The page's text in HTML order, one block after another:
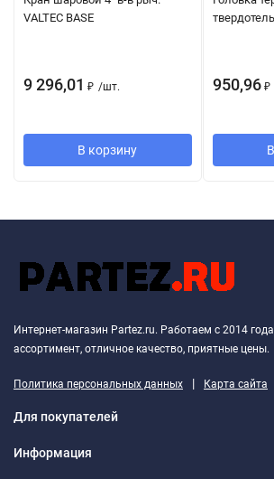
VALTEC BASE
9 296,01 ₽ /шт.
В корзину
950,96 ₽
Интернет-магазин Partez.ru. Работаем с 2014
ассортимент, отличное качество, приятные цены.
Политика персональных данных | Карта сайта
Для покупателей
Информация